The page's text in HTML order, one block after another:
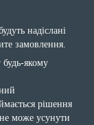
надіслані
замовлення.
якому
рішення
може усунути